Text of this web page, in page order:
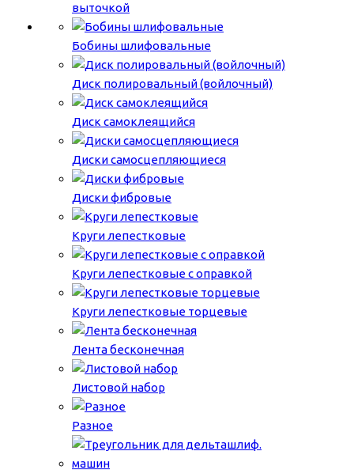
выточкой
Бобины шлифовальные
Диск полировальный (войлочный)
Диск самоклеящийся
Диски самосцепляющиеся
Диски фибровые
Круги лепестковые
Круги лепестковые с оправкой
Круги лепестковые торцевые
Лента бесконечная
Листовой набор
Разное